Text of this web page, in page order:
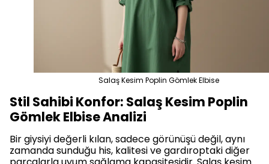
Salaş Kesim Poplin Gömlek Elbise
Stil Sahibi Konfor: Salaş Kesim Poplin
Gömlek Elbise Analizi
Bir giysiyi değerli kılan, sadece görünüşü değil, aynı
zamanda sunduğu his, kalitesi ve gardıroptaki diğer